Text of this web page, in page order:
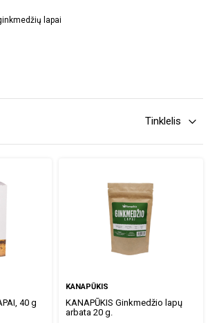
lapai
40 g
KANAPŪKIS
KANAPŪKIS Ginkmedžio lapų
arbata 20 g.